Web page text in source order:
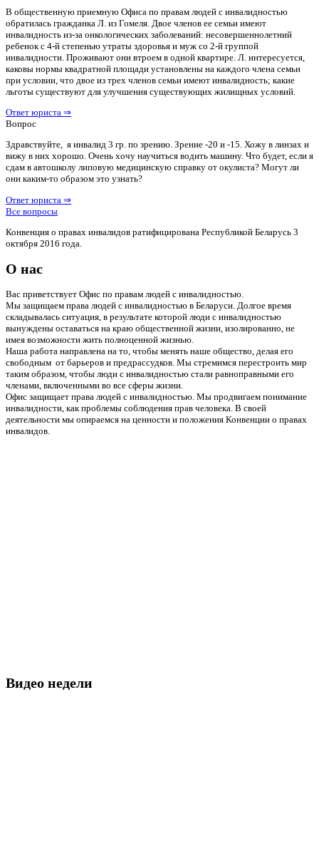
В общественную приемную Офиса по правам людей с инвалидностью
обратилась гражданка Л. из Гомеля. Двое членов ее семьи имеют
инвалидность из-за онкологических заболеваний: несовершеннолетний
ребенок с 4-й степенью утраты здоровья и муж со 2-й группой
инвалидности. Проживают они втроем в одной квартире. Л. интересуется,
каковы нормы квадратной площади установлены на каждого члена семьи
при условии, что двое из трех членов семьи имеют инвалидность; какие
льготы существуют для улучшения существующих жилищных условий.
Ответ юриста ⇒
Вопрос
Здравствуйте, я инвалид 3 гр. по зрению. Зрение -20 и -15. Хожу в линзах и
вижу в них хорошо. Очень хочу научиться водить машину. Что будет, если я
сдам в автошколу липовую медицинскую справку от окулиста? Могут ли
они каким-то образом это узнать?
Ответ юриста ⇒
Все вопросы
Конвенция о правах инвалидов ратифицирована Республикой Беларусь 3
октября 2016 года.
О нас
Вас приветствует Офис по правам людей с инвалидностью.
Мы защищаем права людей с инвалидностью в Беларуси. Долгое время
складывалась ситуация, в результате которой люди с инвалидностью
вынуждены оставаться на краю общественной жизни, изолированно, не
имея возможности жить полноценной жизнью.
Наша работа направлена на то, чтобы менять наше общество, делая его
свободным от барьеров и предрассудков. Мы стремимся перестроить мир
таким образом, чтобы люди с инвалидностью стали равноправными его
членами, включенными во все сферы жизни.
Офис защищает права людей с инвалидностью. Мы продвигаем понимание
инвалидности, как проблемы соблюдения прав человека. В своей
деятельности мы опираемся на ценности и положения Конвенции о правах
инвалидов.
Видео недели